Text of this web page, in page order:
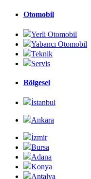
Otomobil
Yerli Otomobil
Yabancı Otomobil
Teknik
Servis
Bölgesel
İstanbul
Ankara
İzmir
Bursa
Adana
Konya
Antalya